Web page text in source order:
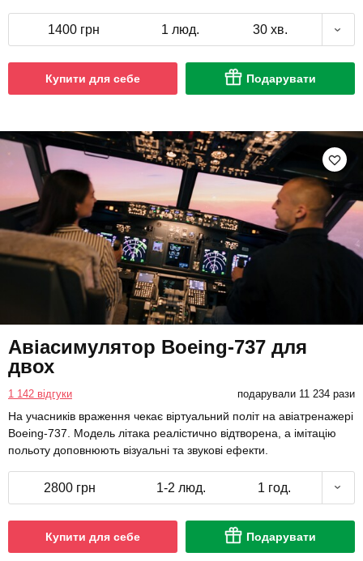
1400 грн 1 люд. 30 хв.
Купити для себе Подарувати
Авіасимулятор Boeing-737 для
двох
1 142 відгуки подарували 11 234 рази
На учасників враження чекає віртуальний політ на авіатренажері
Boeing-737. Модель літака реалістично відтворена, а імітацію
польоту доповнюють візуальні та звукові ефекти.
2800 грн 1-2 люд. 1 год.
Купити для себе Подарувати